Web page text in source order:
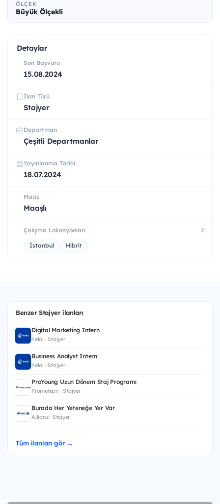
ÖLÇEK
Büyük Ölçekli
Detaylar
Son Başvuru
15.08.2024
İlan Türü
Stajyer
Departman
Çeşitli Departmanlar
Yayınlanma Tarihi
18.07.2024
Maaş
Maaşlı
Çalışma Lokasyonları 2
İstanbul Hibrit
Benzer Stajyer ilanları
Digital Marketing Intern
helo! · Stajyer
Business Analyst Intern
helo! · Stajyer
ProYoung Uzun Dönem Staj Programı
Prometeon · Stajyer
Burada Her Yeteneğe Yer Var
Allianz · Stajyer
Tüm ilanları gör →